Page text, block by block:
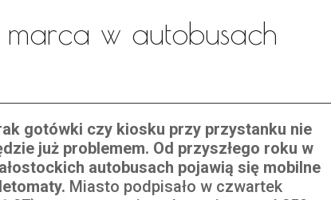
w autobusach
gotówki czy kiosku przy przystanku nie
już problemem. Od przyszłego roku w
autobusach pojawią się mobilne
Miasto podpisało w czwartek